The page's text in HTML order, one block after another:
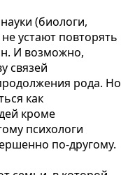
(биологи,
устают повторять
И возможно,
связей
рода. Но
как
кроме
психологи
по-другому.